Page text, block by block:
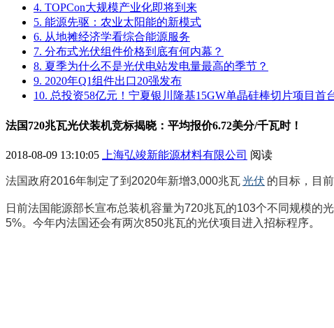
4. TOPCon大规模产业化即将到来
5. 能源先驱：农业太阳能的新模式
6. 从地摊经济学看综合能源服务
7. 分布式光伏组件价格到底有何内幕？
8. 夏季为什么不是光伏电站发电量最高的季节？
9. 2020年Q1组件出口20强发布
10. 总投资58亿元！宁夏银川隆基15GW单晶硅棒切片项目首
法国720兆瓦光伏装机竞标揭晓：平均报价6.72美分/千瓦时！
2018-08-09 13:10:05 上海弘竣新能源材料有限公司 阅读
法国政府2016年制定了到2020年新增3,000兆瓦光伏 的目标，目
日前法国能源部长宣布总装机容量为720兆瓦的103个不同规模的
5%。今年内法国还会有两次850兆瓦的光伏项目进入招标程序。